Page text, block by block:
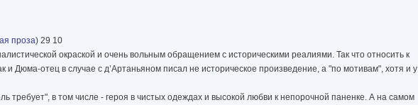
проза) 29 10
окраской и очень вольным обращением с историческими реалиями. Так что относить к
Дюма-отец в случае с д’Артаньяном писал не историческое произведение, а "по мотивам", хотя и у
требует", в том числе - героя в чистых одеждах и высокой любви к непорочной паненке. А на самом